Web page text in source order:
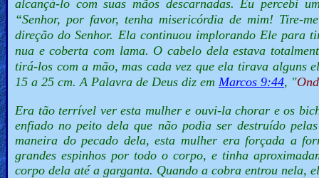
alcançá-lo com suas mãos descarnadas. Eu percebi
“Senhor, por favor, tenha misericórdia de mim! Tire-
direção do Senhor. Ela continuou implorando Ele para
nua e coberta com lama. O cabelo dela estava
tirá-los com a mão, mas cada vez que ela tirava alguns
15 a 25 cm. A Palavra de Deus diz em Marcos 9:44, "
Era tão terrível ver esta mulher e ouvi-la chorar e os
enfiado no peito dela que não podia ser destruído
maneira do pecado dela, esta mulher era forçada a
grandes espinhos por todo o corpo, e tinha
corpo dela até a garganta. Quando a cobra entrou nela,